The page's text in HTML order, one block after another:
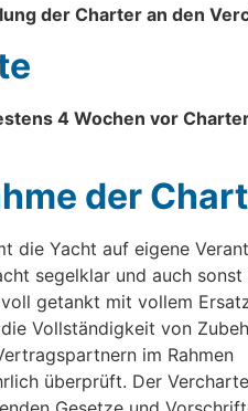
der Charter an den
4 Wochen vor
der
die Yacht auf eigene
segelklar und auch
getankt mit vollem
Vollständigkeit von
im Rahmen
überprüft. Der